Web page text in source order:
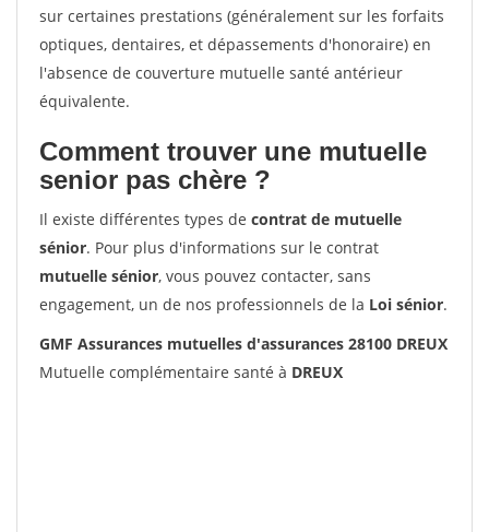
sur certaines prestations (généralement sur les forfaits
optiques, dentaires, et dépassements d'honoraire) en
l'absence de couverture mutuelle santé antérieur
équivalente.
Comment trouver une mutuelle
senior pas chère ?
Il existe différentes types de contrat de mutuelle
sénior. Pour plus d'informations sur le contrat
mutuelle sénior, vous pouvez contacter, sans
engagement, un de nos professionnels de la Loi sénior.
GMF Assurances mutuelles d'assurances 28100 DREUX
Mutuelle complémentaire santé à DREUX